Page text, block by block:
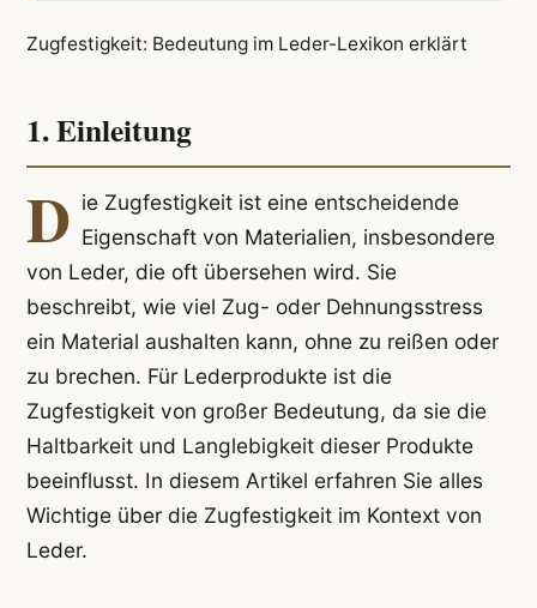
Zugfestigkeit: Bedeutung im Leder-Lexikon erklärt
1. Einleitung
D ie Zugfestigkeit ist eine entscheidende
Eigenschaft von Materialien, insbesondere
von Leder, die oft übersehen wird. Sie
beschreibt, wie viel Zug- oder Dehnungsstress
ein Material aushalten kann, ohne zu reißen oder
zu brechen. Für Lederprodukte ist die
Zugfestigkeit von großer Bedeutung, da sie die
Haltbarkeit und Langlebigkeit dieser Produkte
beeinflusst. In diesem Artikel erfahren Sie alles
Wichtige über die Zugfestigkeit im Kontext von
Leder.